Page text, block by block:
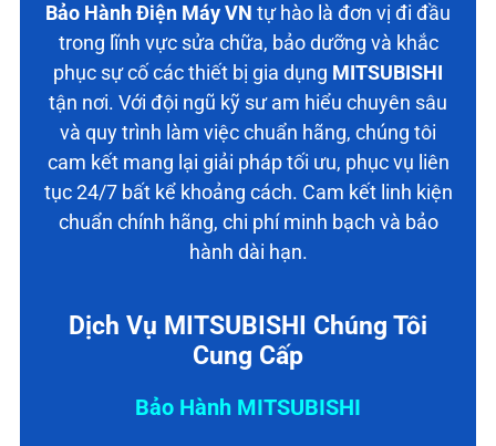
Bảo Hành Điện Máy VN tự hào là đơn vị đi đầu
trong lĩnh vực sửa chữa, bảo dưỡng và khắc
phục sự cố các thiết bị gia dụng MITSUBISHI
tận nơi. Với đội ngũ kỹ sư am hiểu chuyên sâu
và quy trình làm việc chuẩn hãng, chúng tôi
cam kết mang lại giải pháp tối ưu, phục vụ liên
tục 24/7 bất kể khoảng cách. Cam kết linh kiện
chuẩn chính hãng, chi phí minh bạch và bảo
hành dài hạn.
Dịch Vụ MITSUBISHI Chúng Tôi
Cung Cấp
Bảo Hành MITSUBISHI